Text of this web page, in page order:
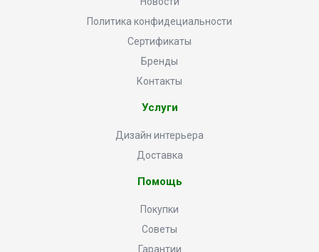
Политика конфидециальности
Сертификаты
Бренды
Контакты
Услуги
Дизайн интерьера
Доставка
Помощь
Покупки
Советы
Гарантии